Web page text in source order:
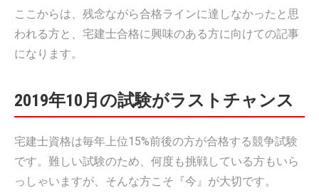
ここからは、残念ながら合格ラインに達しなかったと思
われる方と、宅建士合格に興味のある方に向けての記事
になります。
2019年10月の試験がラストチャンス
宅建士資格は毎年上位15%前後の方が合格する競争試験
です。難しい試験のため、何度も挑戦している方もいら
っしゃいますが、そんな方こそ『今』が大切です。